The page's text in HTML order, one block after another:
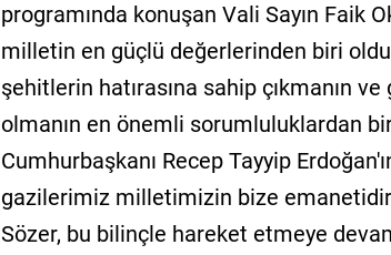
programında konuşan Vali Sayın Faik
milletin en güçlü değerlerinden biri
şehitlerin hatırasına sahip çıkmanın
olmanın en önemli sorumluluklardan
Cumhurbaşkanı Recep Tayyip
gazilerimiz milletimizin bize
Sözer, bu bilinçle hareket etmeye